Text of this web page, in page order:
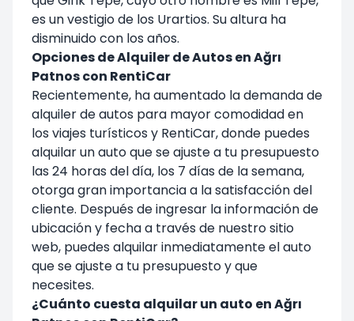
es un vestigio de los Urartios. Su altura ha
disminuido con los años.
Opciones de Alquiler de Autos en Ağrı
Patnos con RentiCar
Recientemente, ha aumentado la demanda de
alquiler de autos para mayor comodidad en
los viajes turísticos y RentiCar, donde puedes
alquilar un auto que se ajuste a tu presupuesto
las 24 horas del día, los 7 días de la semana,
otorga gran importancia a la satisfacción del
cliente. Después de ingresar la información de
ubicación y fecha a través de nuestro sitio
web, puedes alquilar inmediatamente el auto
que se ajuste a tu presupuesto y que
necesites.
¿Cuánto cuesta alquilar un auto en Ağrı